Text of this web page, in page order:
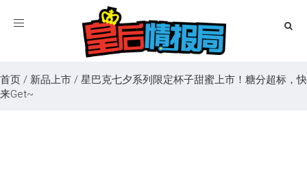
Toggle
首页 / 新品上市 / 星巴克七夕系列限定杯子甜蜜上市！糖分超标，快
来Get~